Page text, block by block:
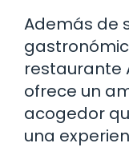
Además de
restaurante
ofrece un
acogedor
una